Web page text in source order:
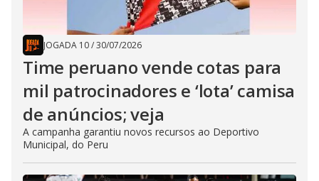
JOGADA 10/30/07/2026
Time peruano vende cotas para
mil patrocinadores e ‘lota’ camisa
de anúncios; veja
A campanha garantiu novos recursos ao Deportivo
Municipal, do Peru